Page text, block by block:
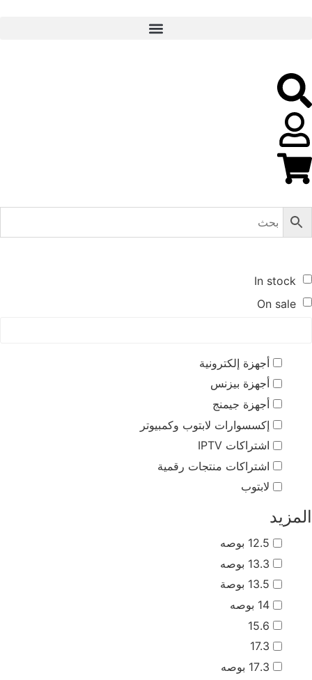
In stock
On sale
أجهزة إلكترونية
أجهزة بيزنس
أجهزة جيمنج
إكسسوارات لابتوب وكمبيوتر
اشتراكات IPTV
اشتراكات منتجات رقمية
لابتوب
المزيد
12.5 بوصه
13.3 بوصه
13.5 بوصة
14 بوصه
15.6
17.3
17.3 بوصه